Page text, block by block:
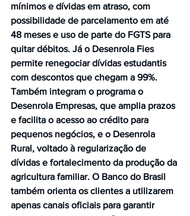
mínimos e dívidas em atraso, com
possibilidade de parcelamento em até
48 meses e uso de parte do FGTS para
quitar débitos. Já o Desenrola Fies
permite renegociar dívidas estudantis
com descontos que chegam a 99%.
Também integram o programa o
Desenrola Empresas, que amplia prazos
e facilita o acesso ao crédito para
pequenos negócios, e o Desenrola
Rural, voltado à regularização de
dívidas e fortalecimento da produção da
agricultura familiar. O Banco do Brasil
também orienta os clientes a utilizarem
apenas canais oficiais para garantir